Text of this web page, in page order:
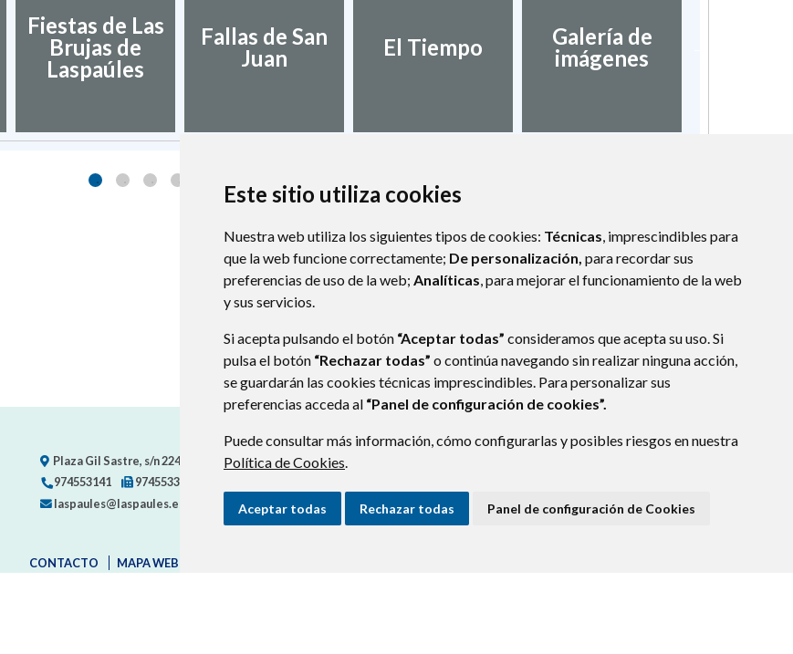
Este sitio utiliza cookies
Nuestra web utiliza los siguientes tipos de cookies: Técnicas, imprescindibles para
que la web funcione correctamente; De personalización, para recordar sus
preferencias de uso de la web; Analíticas, para mejorar el funcionamiento de la web
y sus servicios.
Si acepta pulsando el botón “Aceptar todas” consideramos que acepta su uso. Si
pulsa el botón “Rechazar todas” o continúa navegando sin realizar ninguna acción,
se guardarán las cookies técnicas imprescindibles. Para personalizar sus
preferencias acceda al “Panel de configuración de cookies”.
Puede consultar más información, cómo configurarlas y posibles riesgos en nuestra
Política de Cookies.
Aceptar todas Rechazar todas Panel de configuración de Cookies
Fiestas de Las
Brujas de
Laspaúles
Fallas de San
Juan
El Tiempo
Galería de
imágenes
Plaza Gil Sastre, s/n22471 LASPAÚLES (HUESCA) - ARAGÓN
974553141
974553367
laspaules@laspaules.es
CONTACTO MAPA WEB